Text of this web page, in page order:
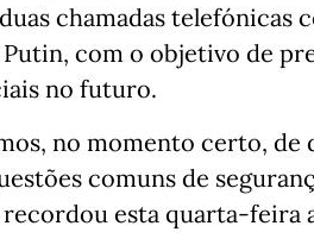
chamadas
com o objetivo de
no futuro.
no momento certo, de
comuns de
recordou esta quarta-feira